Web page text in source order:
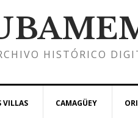
HISTÓRICO
VILLAS CAMAGÜEY